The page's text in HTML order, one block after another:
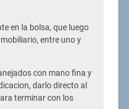
en la bolsa, que luego
entre uno y
con mano fina y
darlo directo al
terminar con los